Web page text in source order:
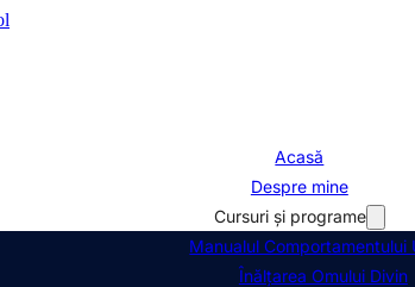
Acasă
Despre mine
Cursuri și programe
Manualul Comportamentului
Înălțarea Omului Divin